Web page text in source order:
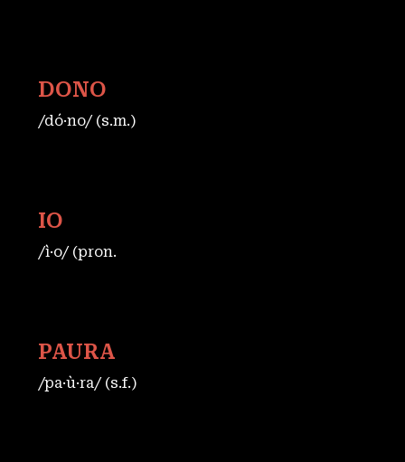
DONO
/dó·no/ (s.m.)
IO
/ì·o/ (pron.
PAURA
/pa·ù·ra/ (s.f.)